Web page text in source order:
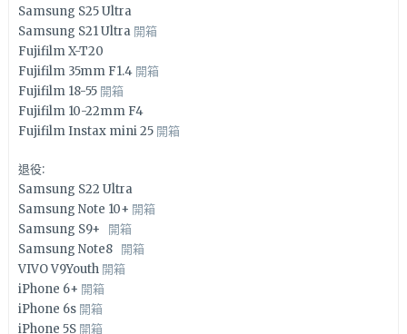
Samsung S25 Ultra
Samsung S21 Ultra 開箱
Fujifilm X-T20
Fujifilm 35mm F1.4 開箱
Fujifilm 18-55 開箱
Fujifilm 10-22mm F4
Fujifilm Instax mini 25 開箱
退役:
Samsung S22 Ultra
Samsung Note 10+ 開箱
Samsung S9+ 開箱
Samsung Note8 開箱
VIVO V9Youth 開箱
iPhone 6+ 開箱
iPhone 6s 開箱
iPhone 5S 開箱